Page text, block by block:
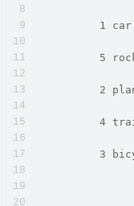
          1 car
5
2
4
3